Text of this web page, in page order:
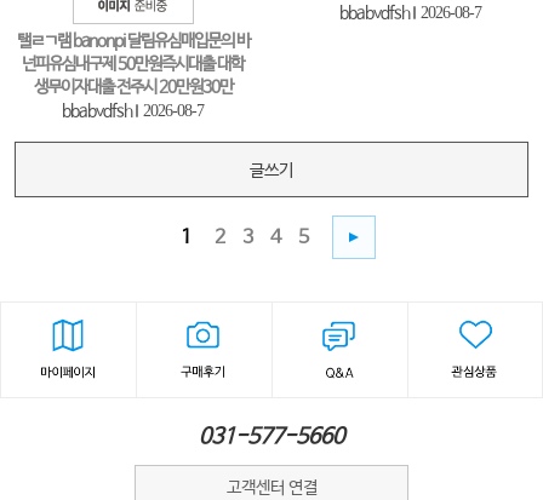
탤ㄹㄱ램 banonpi 달림유심매입문의 바
넌피유심내구제 50만원즉시대출 대학
생무이자대출 전주시 20만원30만
bbabvdfsh 2026-08-7
bbabvdfsh 2026-08-7
글쓰기
1 2 3 4 5
031-577-5660
고객센터 연결